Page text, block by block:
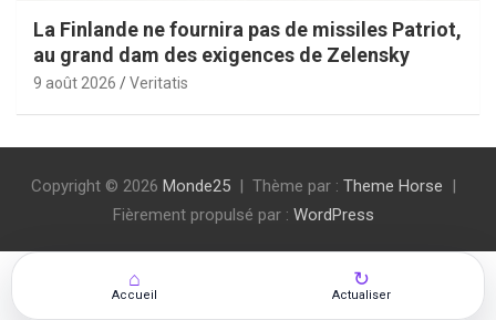
La Finlande ne fournira pas de missiles Patriot,
au grand dam des exigences de Zelensky
9 août 2026 Veritatis
Copyright © 2026 Monde25 Thème par : Theme Horse
Fièrement propulsé par : WordPress
⌂
Accueil
↻
Actualiser